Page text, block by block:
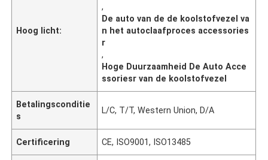
Hoog licht:
,
De auto van de de koolstofvezel va
n het autoclaafproces accessories
r
,
Hoge Duurzaamheid De Auto Acce
ssoriesr van de koolstofvezel
Betalingsconditie
s
L/C, T/T, Western Union, D/A
Certificering CE, ISO9001, ISO13485